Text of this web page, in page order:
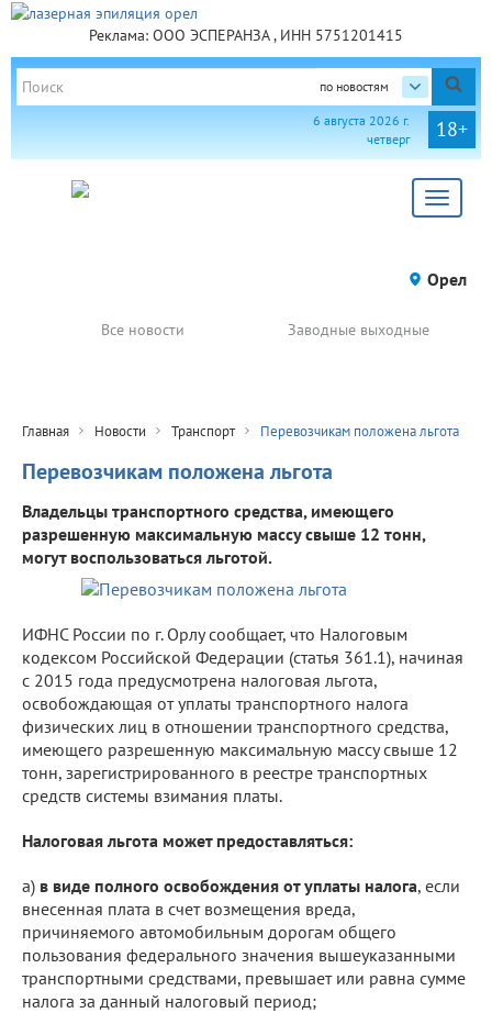
Реклама: ООО ЭСПЕРАНЗА , ИНН 5751201415
по новостям
18+
6 августа 2026 г.
четверг
Toggle
Орел
Все новости Заводные выходные
Главная Новости Транспорт Перевозчикам положена льгота
Перевозчикам положена льгота
Владельцы транспортного средства, имеющего
разрешенную максимальную массу свыше 12 тонн,
могут воспользоваться льготой.
ИФНС России по г. Орлу сообщает, что Налоговым
кодексом Российской Федерации (статья 361.1), начиная
с 2015 года предусмотрена налоговая льгота,
освобождающая от уплаты транспортного налога
физических лиц в отношении транспортного средства,
имеющего разрешенную максимальную массу свыше 12
тонн, зарегистрированного в реестре транспортных
средств системы взимания платы.
Налоговая льгота может предоставляться:
а) в виде полного освобождения от уплаты налога, если
внесенная плата в счет возмещения вреда,
причиняемого автомобильным дорогам общего
пользования федерального значения вышеуказанными
транспортными средствами, превышает или равна сумме
налога за данный налоговый период;